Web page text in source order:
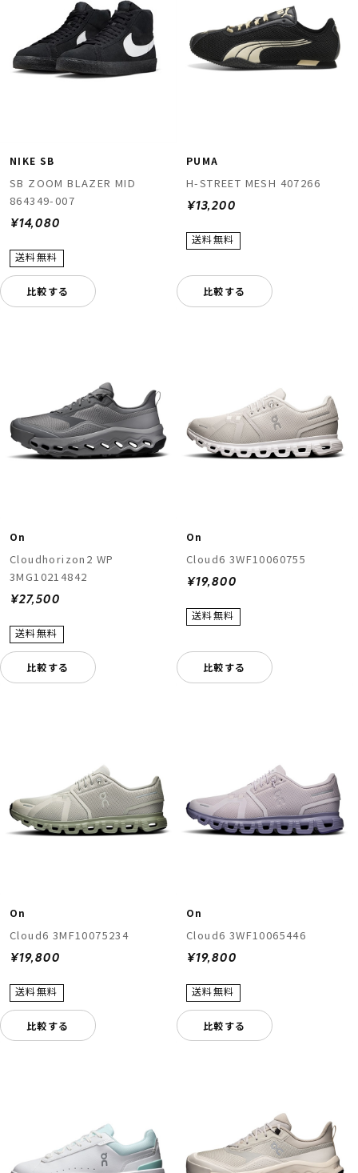
NIKE SB
SB ZOOM BLAZER MID
864349-007
¥14,080
比較する
PUMA
H-STREET MESH 407266
¥13,200
比較する
On
Cloudhorizon2 WP
3MG10214842
¥27,500
比較する
On
Cloud6 3WF10060755
¥19,800
比較する
On
Cloud6 3MF10075234
¥19,800
比較する
On
Cloud6 3WF10065446
¥19,800
比較する